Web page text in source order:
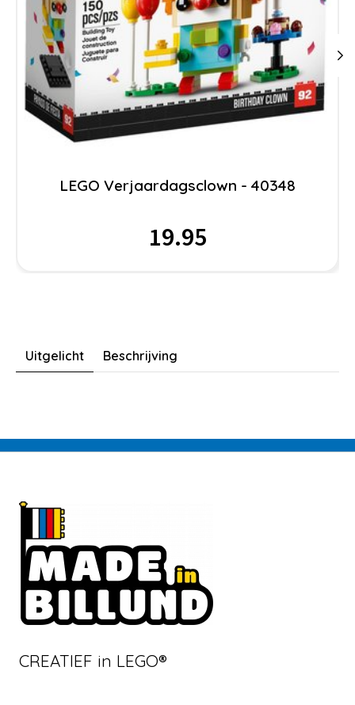
LEGO Verjaardagsclown - 40348
19.95
Uitgelicht Beschrijving
CREATIEF in LEGO®